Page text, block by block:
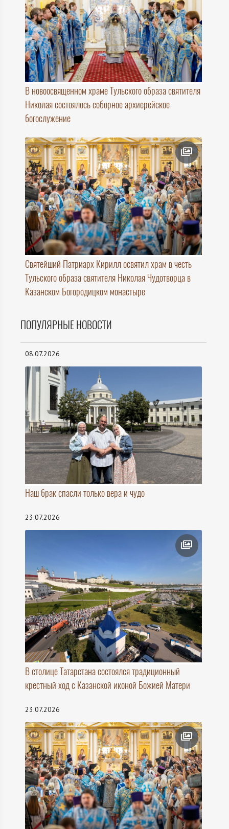
В новоосвященном храме Тульского образа святителя
Николая состоялось соборное архиерейское
богослужение
Святейший Патриарх Кирилл освятил храм в честь
Тульского образа святителя Николая Чудотворца в
Казанском Богородицком монастыре
ПОПУЛЯРНЫЕ НОВОСТИ
08.07.2026
Наш брак спасли только вера и чудо
23.07.2026
В столице Татарстана состоялся традиционный
крестный ход с Казанской иконой Божией Матери
23.07.2026